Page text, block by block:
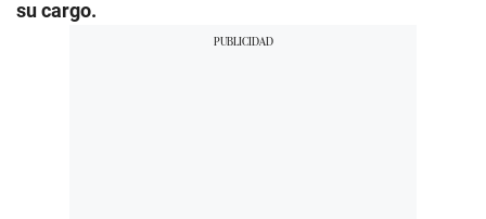
su cargo.